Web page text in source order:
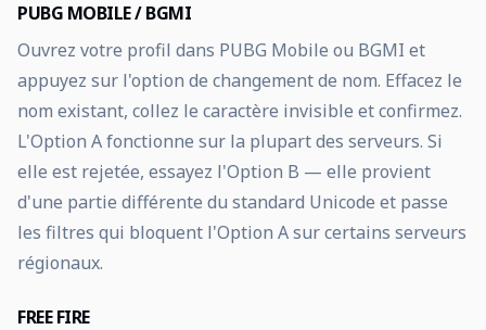
PUBG MOBILE / BGMI
Ouvrez votre profil dans PUBG Mobile ou BGMI et
appuyez sur l'option de changement de nom. Effacez le
nom existant, collez le caractère invisible et confirmez.
L'Option A fonctionne sur la plupart des serveurs. Si
elle est rejetée, essayez l'Option B — elle provient
d'une partie différente du standard Unicode et passe
les filtres qui bloquent l'Option A sur certains serveurs
régionaux.
FREE FIRE